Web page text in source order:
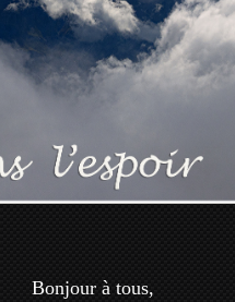
Bonjour à tous,